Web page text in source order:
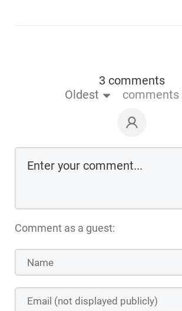
3 comments
Oldest
comments
Comment as a guest: